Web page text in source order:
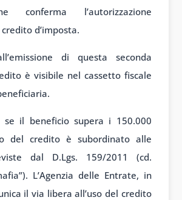
conferma l’autorizzazione
d’imposta.
di questa seconda
è visibile nel cassetto fiscale
se il beneficio supera i 150.000
del credito è subordinato alle
dal D.Lgs. 159/2011 (cd.
L’Agenzia delle Entrate, in
il via libera all’uso del credito